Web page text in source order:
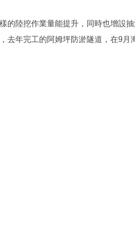
陸挖作業量能提升，同時也增設
去年完工的阿姆坪防淤隧道，在9